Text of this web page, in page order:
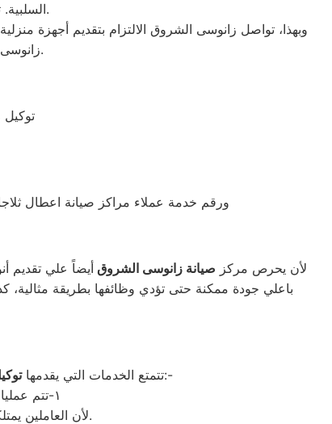
السلبية. تسعى الشركة جاهدة للامتثال لأعلى معايير الجودة والاعتمادية في صناعة الأجهزة المنزلية.
وبهذا، تواصل زانوسى الشروق الالتزام بتقديم أجهزة
زانوسى الشروق بجد لضمان تلبية احتياجات العملاء وضمان استمرارية عمل أجهزتهم بأفضل حال.
ورقم خدمة عملاء مراكز صيانة اعطال
لأن يحرص مركز صيانة زانوسى الشروق أيضاً علي تقديم
باعلي جودة ممكنة حتى تؤدي وظائفها بطريقة
تتمتع الخدمات التي يقدمهابالعديد من المزايا الرائعة التي تنال علىإعجاب العديد من العملاء الشروقجة كبيرة للغاية، من أهمها الآتي:-
١-تتم عمليات الصيانة التي يقوم بها فريق الدعم التابع لمركز زانوسى في غضون فترة زمنية قصيرة جداً
لأن العاملين يمتلكون قدرات مذهلة تمكنهم من إصلاح جميع أنواع الأعطال، ذلك دون أن يستغرقوا مدة زمنية طويلة.